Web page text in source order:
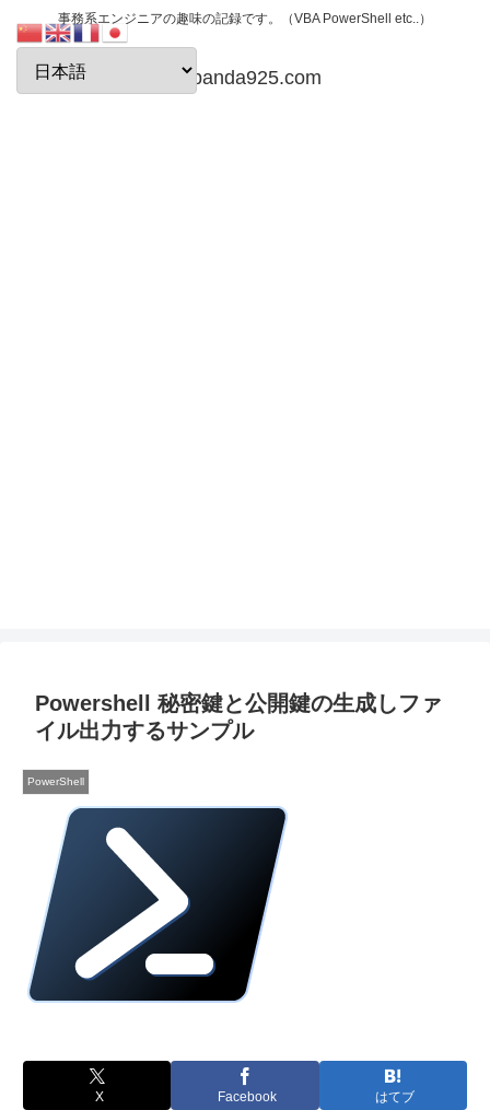
事務系エンジニアの趣味の記録です。（VBA PowerShell etc..）
papanda925.com
Powershell 秘密鍵と公開鍵の生成しファ
イル出力するサンプル
PowerShell
X Facebook はてブ